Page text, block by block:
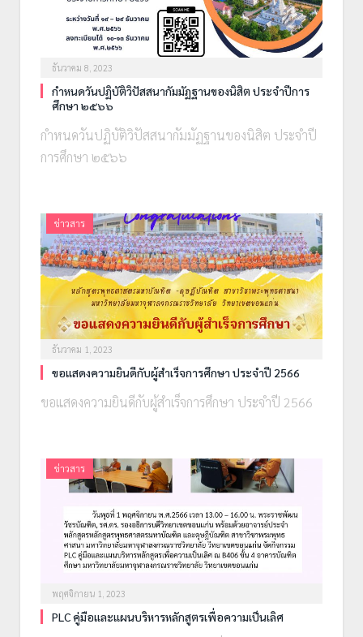
ธันวาคม 8, 2023
กำหนดวันปฏิบัติวิปัสสนากัมมัฏฐานของนิสิต ประจำปีการ
ศึกษา ๒๕๖๖
กำหนดวันปฏิบัติวิปัสสนากัมมัฏฐานของนิสิต ประจำปี
การศึกษา ๒๕๖๖
ข่าวสาร
ธันวาคม 1, 2023
ขอแสดงความยินดีกับผู้สำเร็จการศึกษา ประจำปี 2566
ขอแสดงความยินดีกับผู้สำเร็จการศึกษา ประจำปี 2566
ข่าวสาร
พฤศจิกายน 1, 2023
PLC คู่มือและแผนบริหารหลักสูตรเพื่อความเป็นเลิศ